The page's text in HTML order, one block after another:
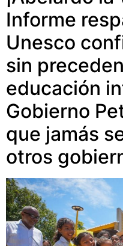
Informe
Unesco
sin
educación
Gobierno
que jamás
otros